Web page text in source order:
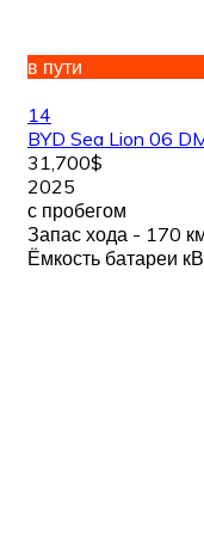
в пути
14
BYD Sea Lion 06
31,700$
2025
с пробегом
Запас хода - 170
Ёмкость батареи